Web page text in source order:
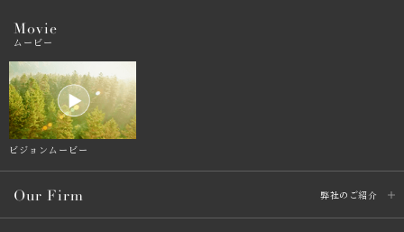
Movie
ムービー
ビジョンムービー
Our Firm 弊社のご紹介